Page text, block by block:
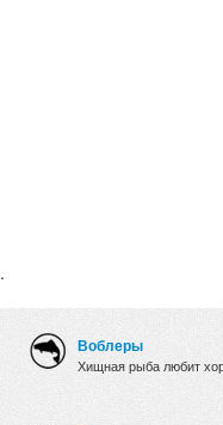
.
Воблеры
Хищная рыба любит